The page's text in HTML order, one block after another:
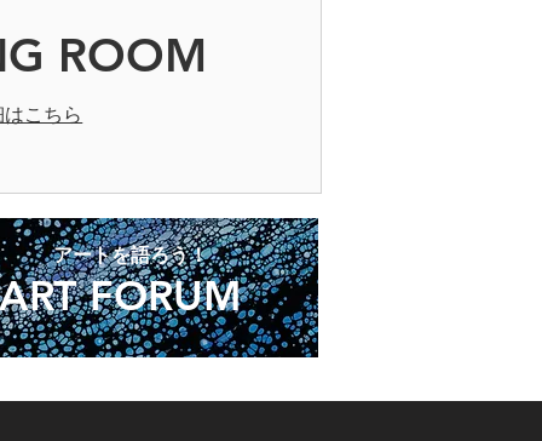
ROOM
はこちら
FORUM
​アートを語ろう！